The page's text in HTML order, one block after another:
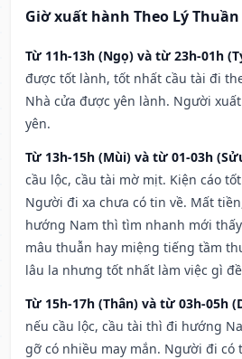
Giờ xuất hành Theo Lý
Từ 11h-13h (Ngọ) và từ 23h-01h
được tốt lành, tốt nhất cầu tài đi
Nhà cửa được yên lành. Người
yên.
Từ 13h-15h (Mùi) và từ 01-03h
cầu lộc, cầu tài mờ mịt. Kiện cáo
Người đi xa chưa có tin về. Mất
hướng Nam thì tìm nhanh mới
mâu thuẫn hay miệng tiếng tầm
lâu la nhưng tốt nhất làm việc gì
Từ 15h-17h (Thân) và từ 03h-05h
nếu cầu lộc, cầu tài thì đi hướng
gỡ có nhiều may mắn. Người đi có